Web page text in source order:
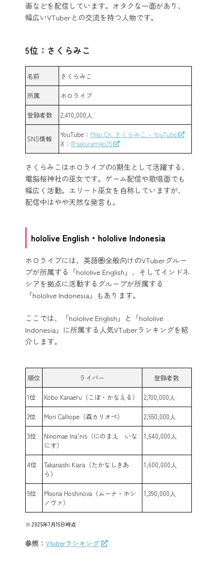
画などを配信しています。オタクな一面があり、
幅広いVTuberとの交流を持つ人物です。
5位：さくらみこ
名前 さくらみこ
所属 ホロライブ
登録者数 2,410,000人
SNS情報 YouTube： Miko Ch. さくらみこ – YouTube
X：@sakuramiko35
さくらみこはホロライブの0期生として活躍する、
電脳桜神社の巫女です。ゲーム配信や歌唱面でも
幅広く活動。エリート巫女を自称していますが、
配信中はやや天然な発言も。
hololive English・hololive Indonesia
ホロライブには、英語圏全般向けのVTuberグルー
プが所属する「hololive English」、そしてインドネ
シアを拠点に活動するグループが所属する
「hololive Indonesia」もあります。
ここでは、「hololive English」と「hololive
Indonesia」に所属する人気VTuberランキングを紹
介します。
順位 ライバー 登録者数
1位 Kobo Kanaeru（こぼ・かなえる） 2,700,000人
2位 Mori Calliope（森カリオペ） 2,550,000人
3位
Ninomae Ina’nis（にのまえ いな
にす）
1,640,000人
4位
Takanashi Kiara（たかなしきあ
ら）
1,600,000人
5位
Moona Hoshinova（ムーナ・ホシ
ノヴァ）
1,390,000人
2025年7月15日時点
参照： Vtuberランキング